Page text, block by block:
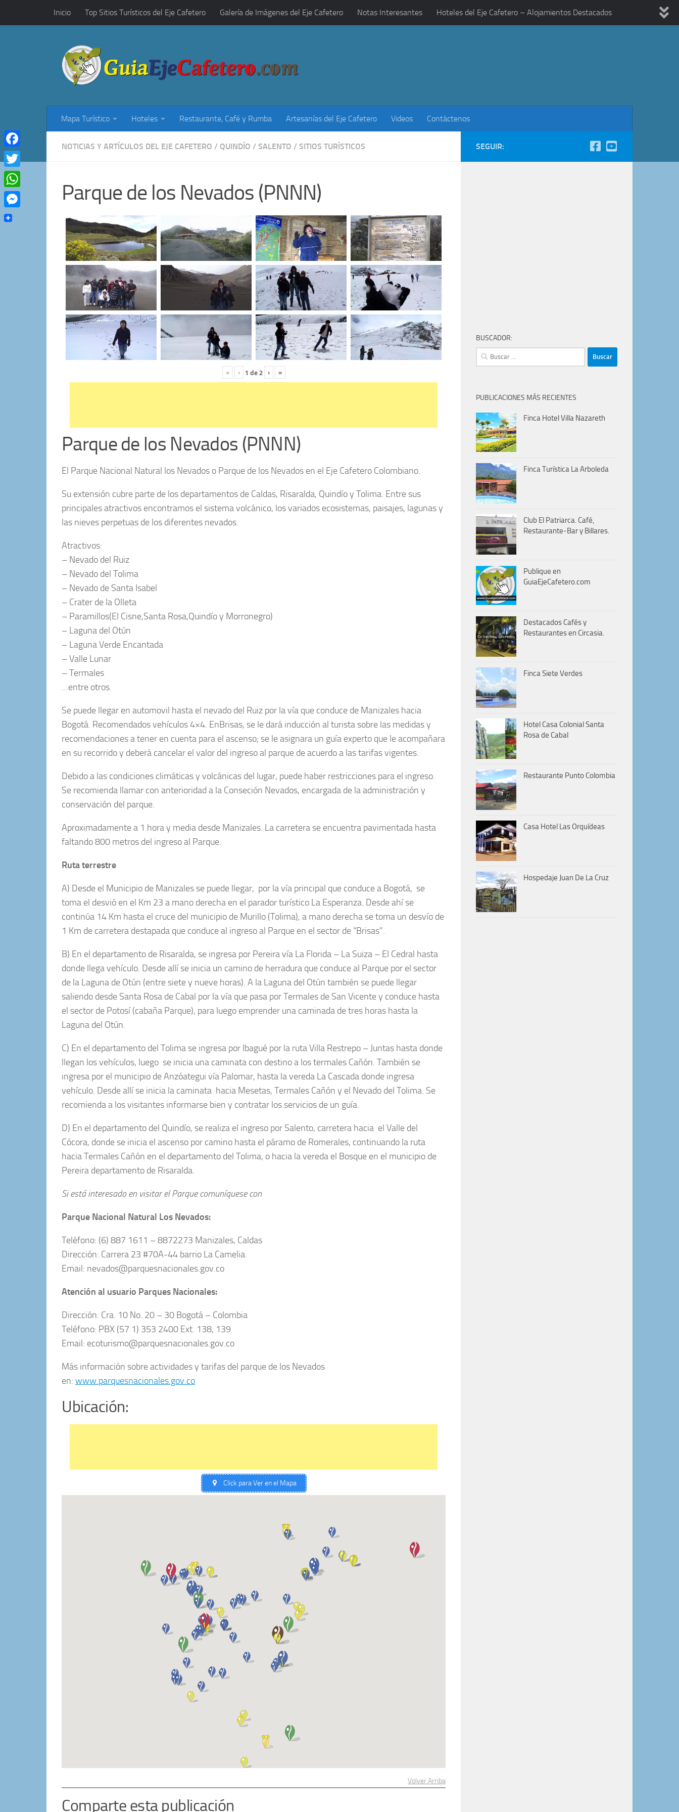
Saltar al contenido
Inicio Top Sitios Turísticos del Eje Cafetero Galería de Imágenes del Eje Cafetero Notas Interesantes Hoteles del Eje Cafetero – Alojamientos Destacados
Mapa Turístico Hoteles Restaurante, Café y Rumba Artesanías del Eje Cafetero Videos Contáctenos
NOTICIAS Y ARTÍCULOS DEL EJE CAFETERO / QUINDÍO / SALENTO / SITIOS TURÍSTICOS
Parque de los Nevados (PNNN)
« ‹ 1 de2 › »
Parque de los Nevados (PNNN)
El Parque Nacional Natural los Nevados o Parque de los Nevados en el Eje Cafetero Colombiano.
Su extensión cubre parte de los departamentos de Caldas, Risaralda, Quindío y Tolima. Entre sus
principales atractivos encontramos el sistema volcánico, los variados ecosistemas, paisajes, lagunas y
las nieves perpetuas de los diferentes nevados.
Atractivos:
– Nevado del Ruiz
– Nevado del Tolima
– Nevado de Santa Isabel
– Crater de la Olleta
– Paramillos(El Cisne,Santa Rosa,Quindío y Morronegro)
– Laguna del Otún
– Laguna Verde Encantada
– Valle Lunar
– Termales
…entre otros.
Se puede llegar en automovil hasta el nevado del Ruiz por la vía que conduce de Manizales hacia
Bogotá. Recomendados vehículos 4×4. EnBrisas, se le dará inducción al turista sobre las medidas y
recomendaciones a tener en cuenta para el ascenso; se le asignara un guía experto que le acompañara
en su recorrido y deberá cancelar el valor del ingreso al parque de acuerdo a las tarifas vigentes.
Debido a las condiciones climáticas y volcánicas del lugar, puede haber restricciones para el ingreso.
Se recomienda llamar con anterioridad a la Conseción Nevados, encargada de la administración y
conservación del parque.
Aproximadamente a 1 hora y media desde Manizales. La carretera se encuentra pavimentada hasta
faltando 800 metros del ingreso al Parque.
Ruta terrestre
A) Desde el Municipio de Manizales se puede llegar, por la vía principal que conduce a Bogotá, se
toma el desvió en el Km 23 a mano derecha en el parador turístico La Esperanza. Desde ahí se
continúa 14 Km hasta el cruce del municipio de Murillo (Tolima), a mano derecha se toma un desvío de
1 Km de carretera destapada que conduce al ingreso al Parque en el sector de “Brisas”.
B) En el departamento de Risaralda, se ingresa por Pereira vía La Florida – La Suiza – El Cedral hasta
donde llega vehículo. Desde allí se inicia un camino de herradura que conduce al Parque por el sector
de la Laguna de Otún (entre siete y nueve horas). A la Laguna del Otún también se puede llegar
saliendo desde Santa Rosa de Cabal por la vía que pasa por Termales de San Vicente y conduce hasta
el sector de Potosí (cabaña Parque), para luego emprender una caminada de tres horas hasta la
Laguna del Otún.
C) En el departamento del Tolima se ingresa por Ibagué por la ruta Villa Restrepo – Juntas hasta donde
llegan los vehículos, luego se inicia una caminata con destino a los termales Cañón. También se
ingresa por el municipio de Anzóategui vía Palomar, hasta la vereda La Cascada donde ingresa
vehículo. Desde allí se inicia la caminata hacia Mesetas, Termales Cañón y el Nevado del Tolima. Se
recomienda a los visitantes informarse bien y contratar los servicios de un guía.
D) En el departamento del Quindío, se realiza el ingreso por Salento, carretera hacia el Valle del
Cócora, donde se inicia el ascenso por camino hasta el páramo de Romerales, continuando la ruta
hacia Termales Cañón en el departamento del Tolima, o hacia la vereda el Bosque en el municipio de
Pereira departamento de Risaralda.
Si está interesado en visitar el Parque comuníquese con
Parque Nacional Natural Los Nevados:
Teléfono: (6) 887 1611 – 8872273 Manizales, Caldas
Dirección: Carrera 23 #70A-44 barrio La Camelia.
Email: nevados@parquesnacionales.gov.co
Atención al usuario Parques Nacionales:
Dirección: Cra. 10 No. 20 – 30 Bogotá – Colombia
Teléfono: PBX (57 1) 353 2400 Ext. 138, 139
Email: ecoturismo@parquesnacionales.gov.co
Más información sobre actividades y tarifas del parque de los Nevados
en: www.parquesnacionales.gov.co
Ubicación:
Click para Ver en el Mapa
Volver Arriba
Comparte esta publicación
SEGUIR:
BUSCADOR:
Buscar:
PUBLICACIONES MÁS RECIENTES
Finca Hotel Villa Nazareth
Finca Turística La Arboleda
Club El Patriarca. Café,
Restaurante-Bar y Billares.
Publique en
GuiaEjeCafetero.com
Destacados Cafés y
Restaurantes en Circasia.
Finca Siete Verdes
Hotel Casa Colonial Santa
Rosa de Cabal
Restaurante Punto Colombia
Casa Hotel Las Orquídeas
Hospedaje Juan De La Cruz
Facebook
Twitter
WhatsApp
Messenger